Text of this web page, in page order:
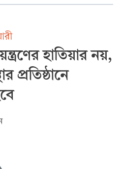
হাতিয়ার নয়,
প্রতিষ্ঠানে